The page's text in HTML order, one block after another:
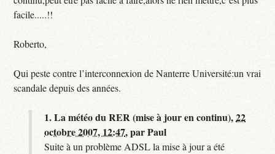
facile.....!!
Roberto,
Qui peste contre l’interconnexion de Nanterre Université:un vrai
scandale depuis des années.
1.La météo du RER (mise à jour en continu),22
octobre 2007, 12:47,parPaul
Suite à un problème ADSL la mise à jour a été